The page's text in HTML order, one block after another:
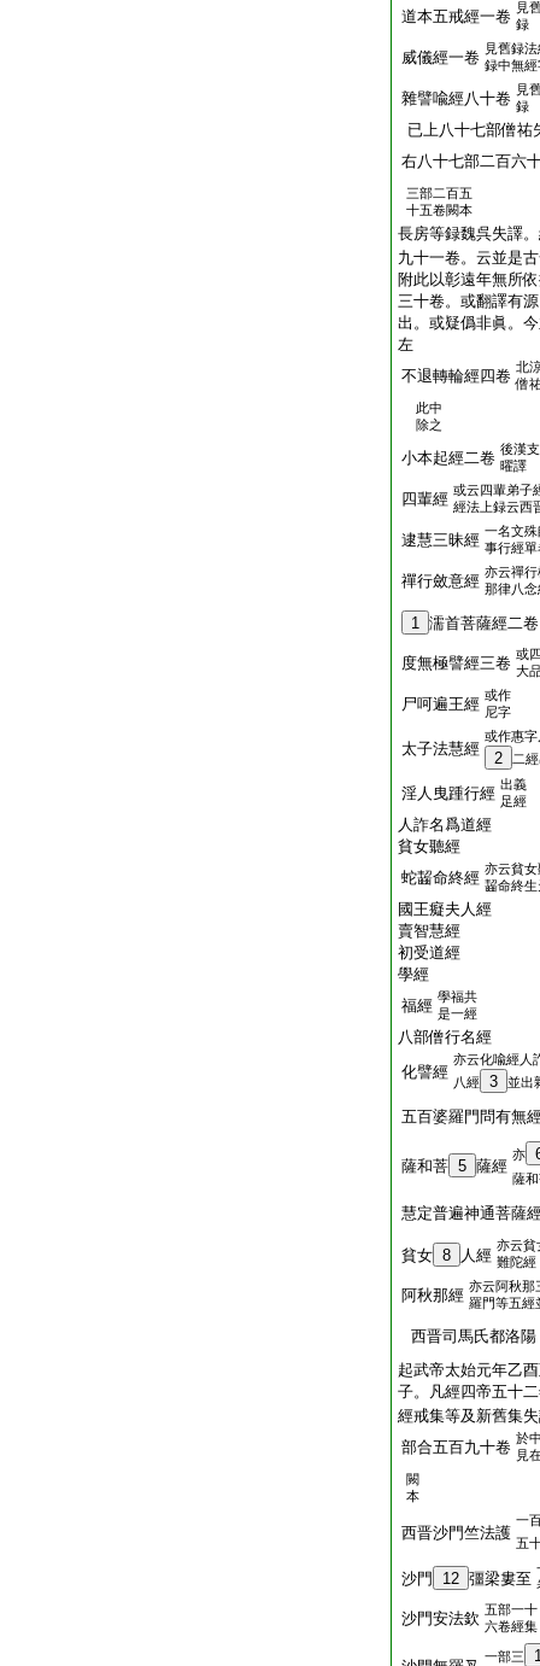
道本五戒經一卷 見
録
威儀經一卷 見舊録
録中無經
雜譬喩經八十卷 見
録
已上八十七部僧祐
右八十七部二百六
三部二百五
十五卷闕本
長房等録魏呉失譯
九十一卷。云並是
附此以彰遠年無所
三十卷。或翻譯有
出。或疑僞非眞。
左
不退轉輪經四卷 北
僧
此中
除之
小本起經二卷 後漢支
曜譯
四輩經 或云四輩弟子
經法上録云西
逮慧三昧經 一名文
事行經
禪行斂意經 亦云禪
那律八
1 濡首菩薩經二卷
度無極譬經三卷 或
大
尸呵遍王經 或作
尼字
太子法慧經
或作惠
2 二
淫人曳踵行經 出義
足經
人詐名爲道經
貧女聽經
蛇齧命終經 亦云貧
齧命終生
國王癡夫人經
賣智慧經
初受道經
學經
福經 學福共
是一經
八部僧行名經
化譬經
亦云化喩經人
八經
3 並出
五百婆羅門問有無
薩和菩 5 薩經
亦
薩
慧定普遍神通菩薩
貧女 8 人經
亦云貧
難陀經
阿秋那經 亦云阿秋那
羅門等五經
西晋司馬氏都洛陽
起武帝太始元年乙
子。凡經四帝五十
經戒集等及新舊集
部合五百九十卷 於
見
闕
本
西晋沙門竺法護
一
五
沙門 12 彊梁婁至
沙門安法欽 五部一十
六卷經集
一部三